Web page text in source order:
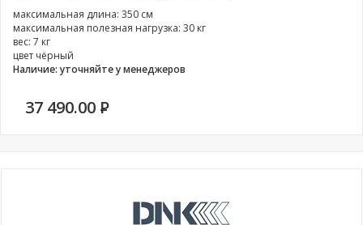
максимальная длина: 350 см
максимальная полезная нагрузка: 30 кг
вес: 7 кг
цвет чёрный
Наличие: уточняйте у менеджеров
37 490.00 P